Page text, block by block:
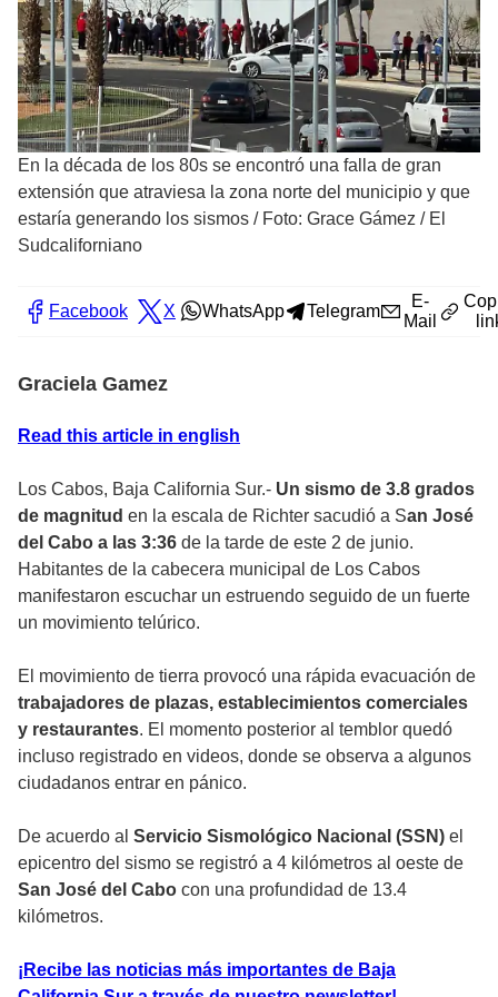
En la década de los 80s se encontró una falla de gran
extensión que atraviesa la zona norte del municipio y que
estaría generando los sismos / Foto: Grace Gámez / El
Sudcaliforniano
Facebook X WhatsApp Telegram
E-
Mail
Graciela Gamez
Read this article in english
Los Cabos, Baja California Sur.- Un sismo de 3.8 grados
de magnitud en la escala de Richter sacudió a San José
del Cabo a las 3:36 de la tarde de este 2 de junio.
Habitantes de la cabecera municipal de Los Cabos
manifestaron escuchar un estruendo seguido de un fuerte
un movimiento telúrico.
El movimiento de tierra provocó una rápida evacuación de
trabajadores de plazas, establecimientos comerciales
y restaurantes. El momento posterior al temblor quedó
incluso registrado en videos, donde se observa a algunos
ciudadanos entrar en pánico.
De acuerdo al Servicio Sismológico Nacional (SSN) el
epicentro del sismo se registró a 4 kilómetros al oeste de
San José del Cabo con una profundidad de 13.4
kilómetros.
¡Recibe las noticias más importantes de Baja